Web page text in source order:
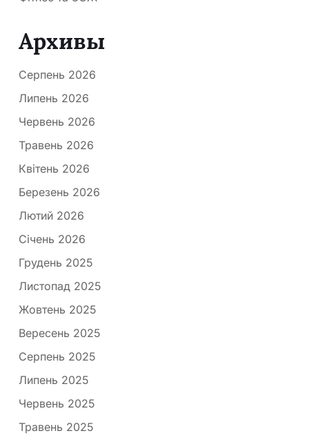
Архивы
Серпень 2026
Липень 2026
Червень 2026
Травень 2026
Квітень 2026
Березень 2026
Лютий 2026
Січень 2026
Грудень 2025
Листопад 2025
Жовтень 2025
Вересень 2025
Серпень 2025
Липень 2025
Червень 2025
Травень 2025